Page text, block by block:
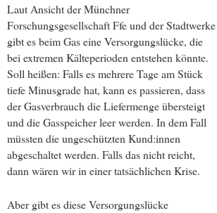
Laut Ansicht der Münchner
Forschungsgesellschaft Ffe und der Stadtwerke
gibt es beim Gas eine Versorgungslücke, die
bei extremen Kälteperioden entstehen könnte.
Soll heißen: Falls es mehrere Tage am Stück
tiefe Minusgrade hat, kann es passieren, dass
der Gasverbrauch die Liefermenge übersteigt
und die Gasspeicher leer werden. In dem Fall
müssten die ungeschützten Kund:innen
abgeschaltet werden. Falls das nicht reicht,
dann wären wir in einer tatsächlichen Krise.
Aber gibt es diese Versorgungslücke